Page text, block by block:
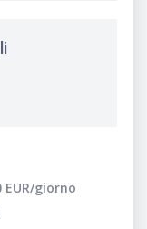
EUR/giorno